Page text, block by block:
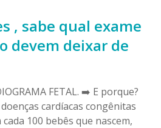
, sabe qual exame
devem deixar de
FETAL. ➡️ E porque?
cardíacas congênitas
100 bebês que nascem,